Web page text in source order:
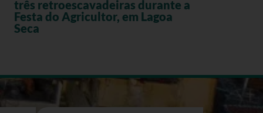
três retroescavadeiras durante a
Festa do Agricultor, em Lagoa
Seca